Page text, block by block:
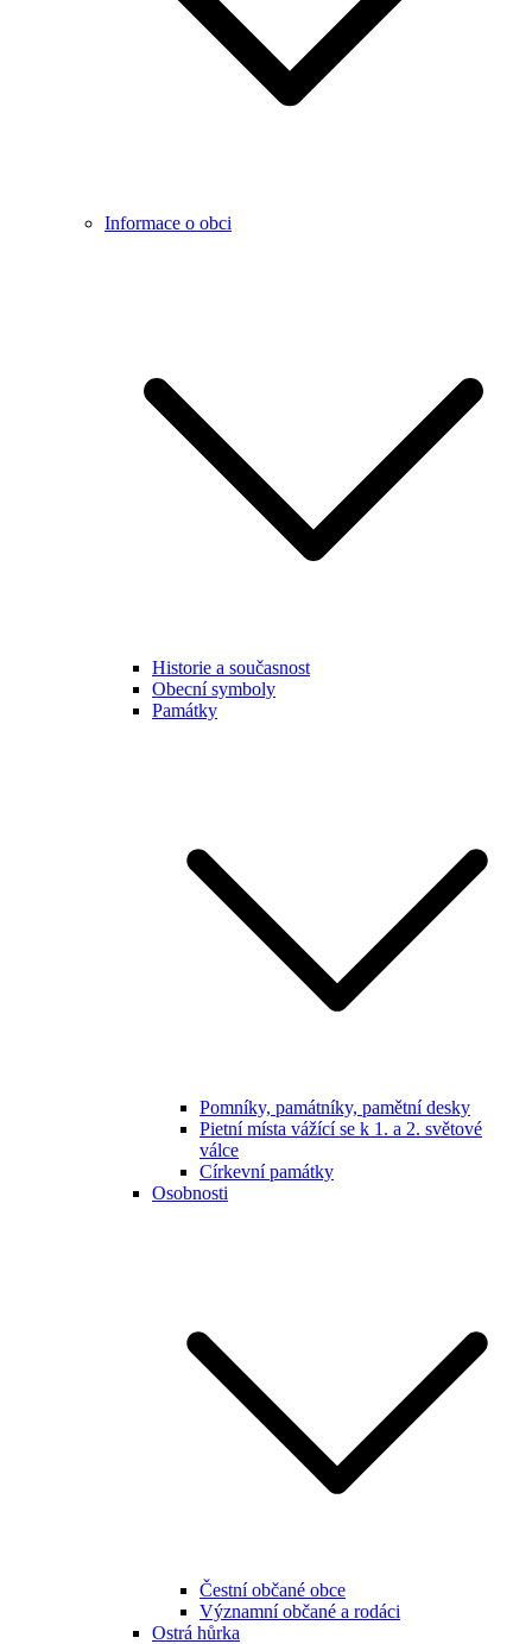
Informace o obci
Historie a současnost
Obecní symboly
Památky
Pomníky, památníky, pamětní desky
Pietní místa vážící se k 1. a 2. světové
válce
Církevní památky
Osobnosti
Čestní občané obce
Významní občané a rodáci
Ostrá hůrka